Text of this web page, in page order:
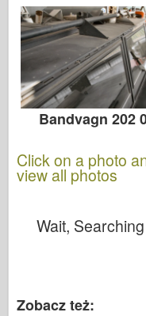
Bandvagn 202
Click on a photo
view all photos
Wait,
Zobacz też: